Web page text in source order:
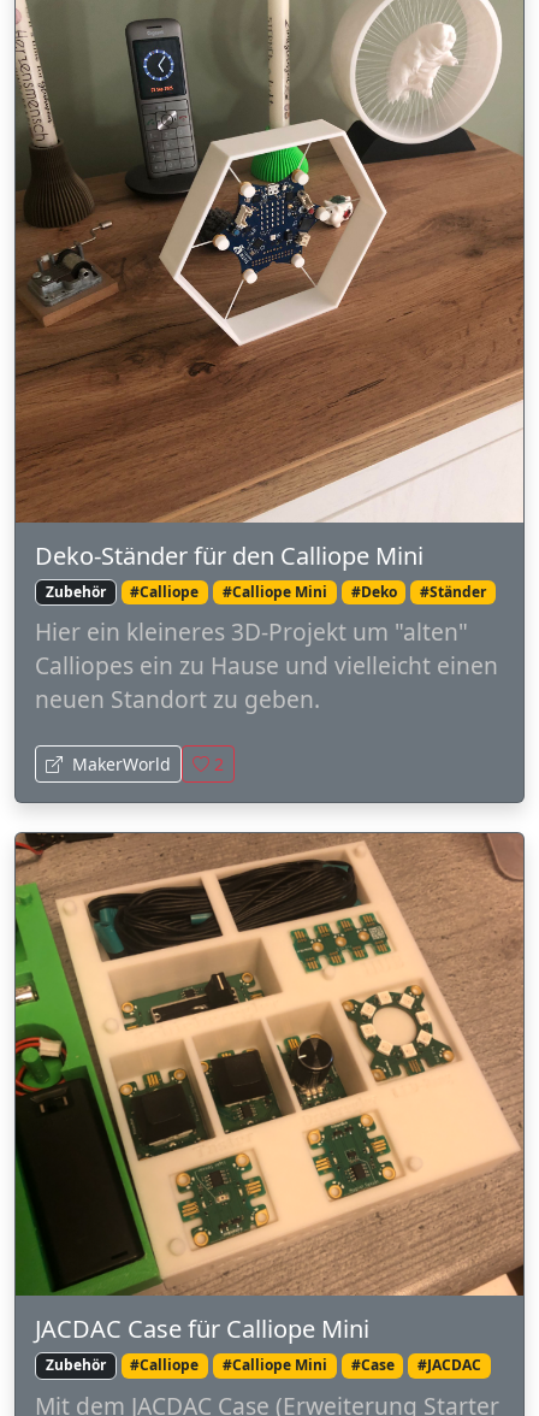
Deko-Ständer für den Calliope Mini
Zubehör #Calliope #Calliope Mini #Deko #Ständer
Hier ein kleineres 3D-Projekt um "alten"
Calliopes ein zu Hause und vielleicht einen
neuen Standort zu geben.
MakerWorld 2
JACDAC Case für Calliope Mini
Zubehör #Calliope #Calliope Mini #Case #JACDAC
Mit dem JACDAC Case (Erweiterung Starter